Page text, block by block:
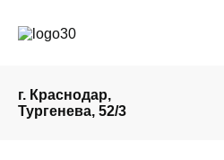
г. Краснодар,
Тургенева, 52/3